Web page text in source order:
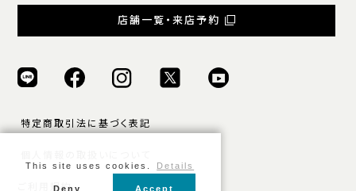
店舗一覧・来店予約
特定商取引法に基づく表記
ご利用規約
This site uses cookies. Details
Deny Accept